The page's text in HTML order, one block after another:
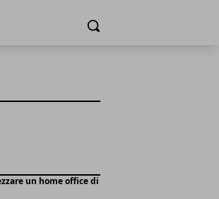
Cerca
un home office di